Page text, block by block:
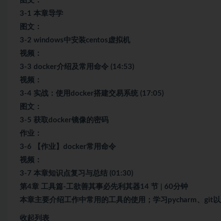
3-1 本章导学
图文：
3-2 windows中安装centos虚拟机
视频：
3-3 docker介绍及常用命令 (14:53)
视频：
3-4 实战：使用docker搭建交易系统 (17:05)
图文：
3-5 获取docker镜像的密码
作业：
3-6 【作业】docker常用命令
视频：
3-7 本章知识点复习与总结 (01:30)
第4章 工具篇-工欲善其事必先利其器14 节 | 60分钟
本章主要介绍工作中常用的工具的使用；学习pycharm、git
收起列表